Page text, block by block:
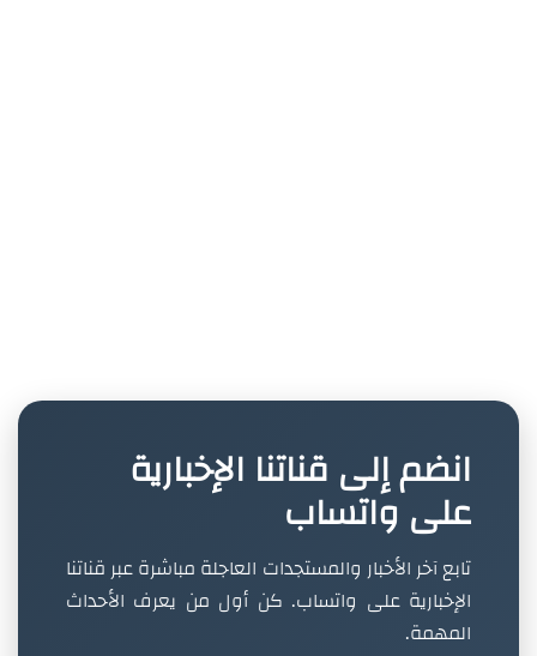
انضم إلى قناتنا الإخبارية
على واتساب
تابع آخر الأخبار والمستجدات العاجلة مباشرة عبر قناتنا
الإخبارية على واتساب. كن أول من يعرف الأحداث
المهمة.